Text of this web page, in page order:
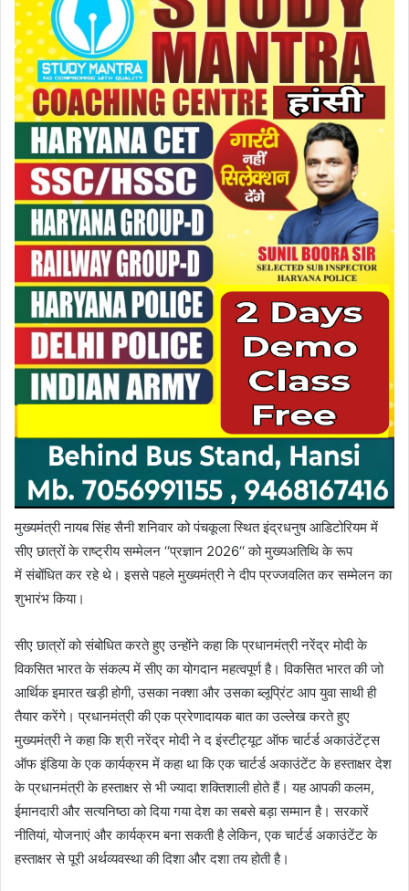
मुख्यमंत्री नायब सिंह सैनीशनिवारको पंचकूला स्थित इंद्रधनुषआडिटोरियममें
सीए छात्रों के राष्ट्रीय सम्मेलन ‘‘प्रज्ञान 2026‘‘ कोमुख्यअतिथिके रूप
मेंसंबोंधितकर रहे थे। इससे पहले मुख्यमंत्री ने दीपप्रज्जवलितकर सम्मेलन का
शुभारंभ किया।
सीए छात्रों को संबोधित करते हुए उन्होंने कहा कि प्रधानमंत्री नरेंद्र मोदी के
विकसित भारत के संकल्प में सीए का योगदान महत्वपूर्ण है। विकसित भारत की जो
आर्थिक इमारत खड़ी होगी, उसका नक्शा और उसका ब्लूप्रिंट आप युवा साथी ही
तैयार करेंगे। प्रधानमंत्री की एक प्ररेणादायक बात का उल्लेख करते हुए
मुख्यमंत्री ने कहा कि श्री नरेंद्र मोदी ने द इंस्टीट्यूट ऑफ चार्टर्ड अकाउंटेंट्स
ऑफ इंडिया के एक कार्यक्रम में कहा था कि एक चार्टर्ड अकाउंटेंट के हस्ताक्षर देश
के प्रधानमंत्री के हस्ताक्षर से भी ज्यादा शक्तिशाली होते हैं। यह आपकी कलम,
ईमानदारी और सत्यनिष्ठा को दिया गया देश का सबसे बड़ा सम्मान है। सरकारें
नीतियां, योजनाएं और कार्यक्रम बना सकती है लेकिन, एक चार्टर्ड अकाउंटेंट के
हस्ताक्षर से पूरी अर्थव्यवस्था की दिशा और दशा तय होती है।